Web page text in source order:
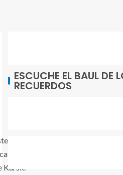
martes emisarios de Estados
la información que centró la
Kursk.
ESCUCHE EL BAUL DE
RECUERDOS